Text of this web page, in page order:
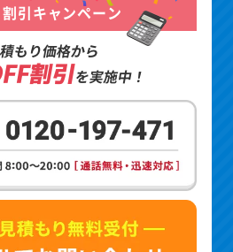
引キャンペーン
もり価格から
割引を実施中！